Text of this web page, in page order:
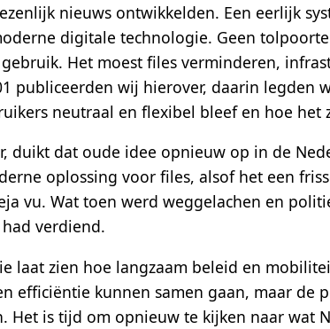
nieuws ontwikkelden. Een eerlijk
digitale technologie. Geen
Het moest files verminderen,
publiceerden wij hierover, daarin legden
neutraal en flexibel bleef en hoe
duikt dat oude idee opnieuw op in de
oplossing voor files, alsof het een
vu. Wat toen werd weggelachen en
verdiend.
laat zien hoe langzaam beleid en
efficiëntie kunnen samen gaan, maar de
Het is tijd om opnieuw te kijken naar wat